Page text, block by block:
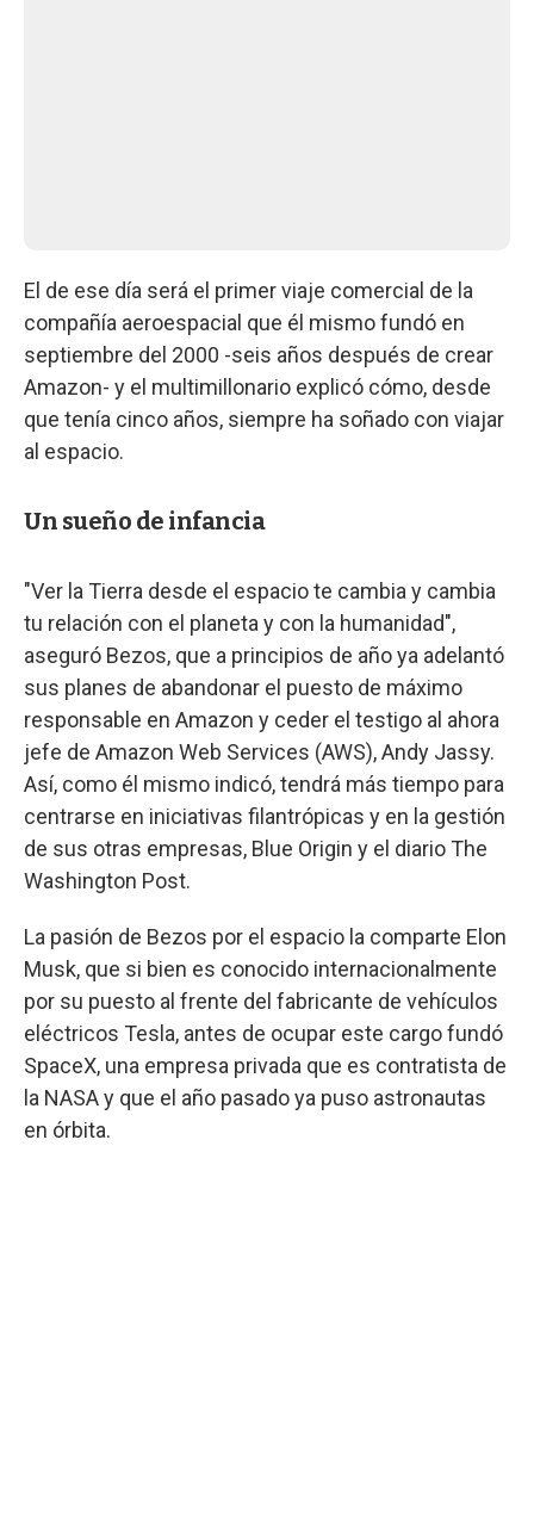
El de ese día será el primer viaje comercial de la
compañía aeroespacial que él mismo fundó en
septiembre del 2000 -seis años después de crear
Amazon- y el multimillonario explicó cómo, desde
que tenía cinco años, siempre ha soñado con viajar
al espacio.
Un sueño de infancia
"Ver la Tierra desde el espacio te cambia y cambia
tu relación con el planeta y con la humanidad",
aseguró Bezos, que a principios de año ya adelantó
sus planes de abandonar el puesto de máximo
responsable en Amazon y ceder el testigo al ahora
jefe de Amazon Web Services (AWS), Andy Jassy.
Así, como él mismo indicó, tendrá más tiempo para
centrarse en iniciativas filantrópicas y en la gestión
de sus otras empresas, Blue Origin y el diario The
Washington Post.
La pasión de Bezos por el espacio la comparte Elon
Musk, que si bien es conocido internacionalmente
por su puesto al frente del fabricante de vehículos
eléctricos Tesla, antes de ocupar este cargo fundó
SpaceX, una empresa privada que es contratista de
la NASA y que el año pasado ya puso astronautas
en órbita.